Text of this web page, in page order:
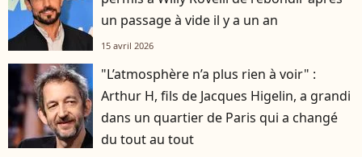
un passage à vide il y a un an
15 avril 2026
"L’atmosphère n’a plus rien à voir" :
Arthur H, fils de Jacques Higelin, a grandi
dans un quartier de Paris qui a changé
du tout au tout